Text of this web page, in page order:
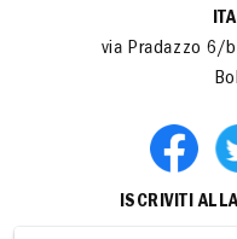
via Pradazzo 6/
ISCRIVITI